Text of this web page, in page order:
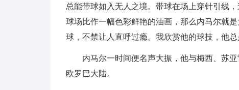
总能带球如入无人之境。带球在场上穿针引线
球场比作一幅色彩鲜艳的油画，那么内马尔就
球，不禁让人直呼过瘾。我欣赏他的球技，他
内马尔一时间便名声大振，他与梅西、苏
欧罗巴大陆。